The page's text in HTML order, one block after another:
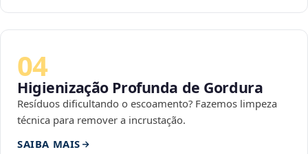
04
Higienização Profunda de Gordura
Resíduos dificultando o escoamento? Fazemos limpeza
técnica para remover a incrustação.
SAIBA MAIS